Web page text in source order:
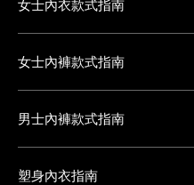
女士內衣款式指南
女士內褲款式指南
男士內褲款式指南
塑身內衣指南